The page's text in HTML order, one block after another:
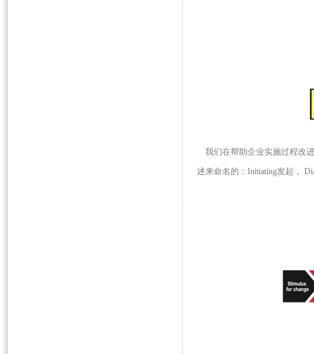
我们在帮助企业实施过程改
述来命名的：Initiating发起，